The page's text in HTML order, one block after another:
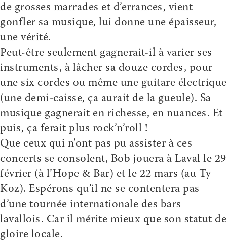
de grosses marrades et d’errances, vient
gonfler sa musique, lui donne une épaisseur,
une vérité.
Peut-être seulement gagnerait-il à varier ses
instruments, à lâcher sa douze cordes, pour
une six cordes ou même une guitare électrique
(une demi-caisse, ça aurait de la gueule). Sa
musique gagnerait en richesse, en nuances. Et
puis, ça ferait plus rock’n’roll !
Que ceux qui n’ont pas pu assister à ces
concerts se consolent, Bob jouera à Laval le 29
février (à l’Hope & Bar) et le 22 mars (au Ty
Koz). Espérons qu’il ne se contentera pas
d’une tournée internationale des bars
lavallois. Car il mérite mieux que son statut de
gloire locale.